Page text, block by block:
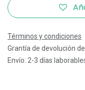
Términos y condiciones
Grantía de devolución
Envío: 2-3 días